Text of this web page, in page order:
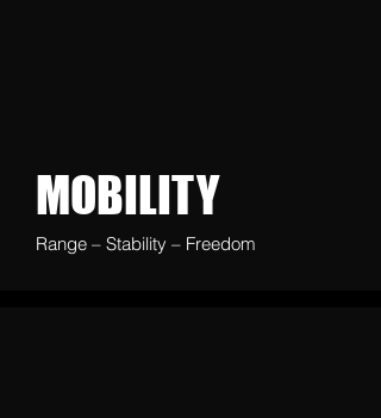
MOBILITY
Range – Stability – Freedom